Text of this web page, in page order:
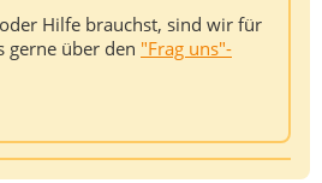
Hilfe brauchst, sind wir für
gerne über den "Frag uns"-